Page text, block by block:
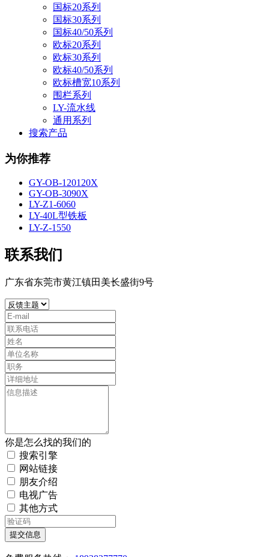
国标20系列
国标30系列
国标40/50系列
欧标20系列
欧标30系列
欧标40/50系列
欧标槽宽10系列
围栏系列
LY-流水线
通用系列
搜索产品
为你推荐
GY-OB-120120X
GY-OB-3090X
LY-Z1-6060
LY-40L型铁板
LY-Z-1550
联系我们
广东省东莞市黄江镇田美长盛街9号
你是怎么找的我们的
搜索引擎
网站链接
朋友介绍
电视广告
其他方式
提交信息